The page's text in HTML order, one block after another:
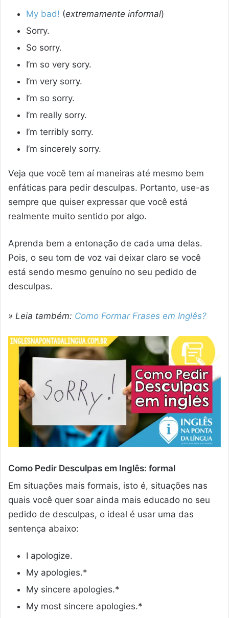
My bad! (extremamente informal)
Sorry.
So sorry.
I’m so very sory.
I’m very sorry.
I’m so sorry.
I’m really sorry.
I’m terribly sorry.
I’m sincerely sorry.
Veja que você tem aí maneiras até mesmo bem
enfáticas para pedir desculpas. Portanto, use-as
sempre que quiser expressar que você está
realmente muito sentido por algo.
Aprenda bem a entonação de cada uma delas.
Pois, o seu tom de voz vai deixar claro se você
está sendo mesmo genuíno no seu pedido de
desculpas.
» Leia também: Como Formar Frases em Inglês?
Como Pedir Desculpas em Inglês: formal
Em situações mais formais, isto é, situações nas
quais você quer soar ainda mais educado no seu
pedido de desculpas, o ideal é usar uma das
sentença abaixo:
I apologize.
My apologies.*
My sincere apologies.*
My most sincere apologies.*